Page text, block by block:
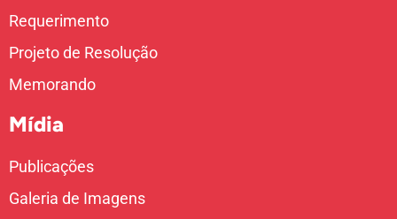
Requerimento
Projeto de Resolução
Memorando
Mídia
Publicações
Galeria de Imagens